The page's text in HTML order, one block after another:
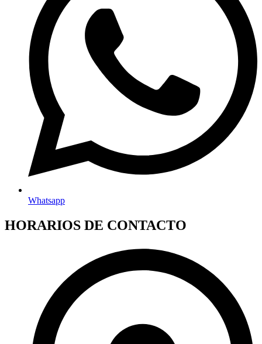
Whatsapp
HORARIOS DE CONTACTO